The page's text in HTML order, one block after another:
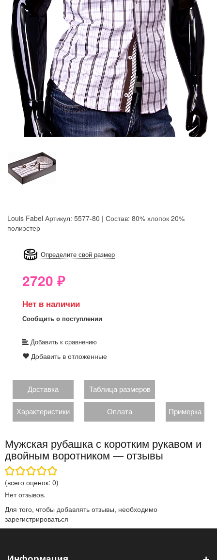
Louis Fabel Артикул: 5577-80 | Состав: 80% хлопок 20%
полиэстер
Определите свой размер
2720 ₽
Нет в наличии
Сообщить о поступлении
Добавить к сравнению
Добавить в отложенные
Доставка Таблица размеров
Характеристики Оплата Примерка
Мужская рубашка с коротким рукавом и
двойным воротником — отзывы
(всего оценок: 0)
Нет отзывов.
Для того, чтобы добавлять отзывы, необходимо
зарегистрироваться